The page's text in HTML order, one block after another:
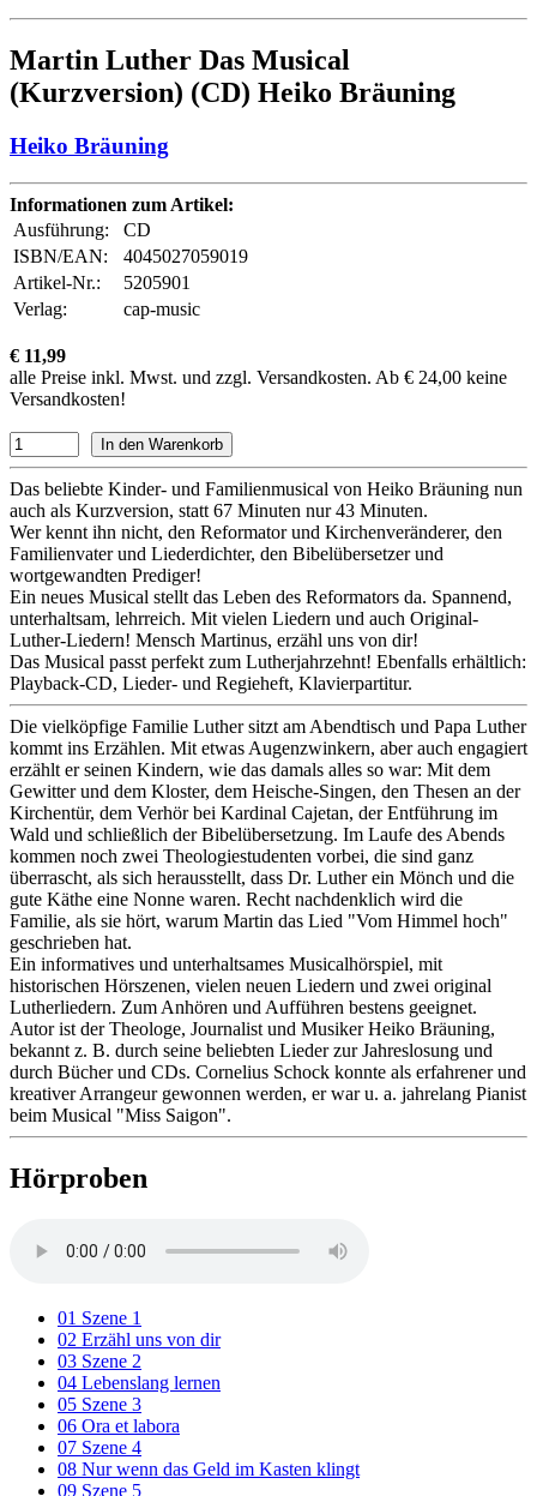
Martin Luther Das Musical
(Kurzversion) (CD) Heiko Bräuning
Heiko Bräuning
Informationen zum Artikel:
Ausführung:
CD
ISBN/EAN:
4045027059019
Artikel-Nr.:
5205901
Verlag:
cap-music
€ 11,99
alle Preise inkl. Mwst. und zzgl. Versandkosten. Ab € 24,00 keine
Versandkosten!
Das beliebte Kinder- und Familienmusical von Heiko Bräuning nun
auch als Kurzversion, statt 67 Minuten nur 43 Minuten.
Wer kennt ihn nicht, den Reformator und Kirchenveränderer, den
Familienvater und Liederdichter, den Bibelübersetzer und
wortgewandten Prediger!
Ein neues Musical stellt das Leben des Reformators da. Spannend,
unterhaltsam, lehrreich. Mit vielen Liedern und auch Original-
Luther-Liedern! Mensch Martinus, erzähl uns von dir!
Das Musical passt perfekt zum Lutherjahrzehnt! Ebenfalls erhältlich:
Playback-CD, Lieder- und Regieheft, Klavierpartitur.
Die vielköpfige Familie Luther sitzt am Abendtisch und Papa Luther
kommt ins Erzählen. Mit etwas Augenzwinkern, aber auch engagiert
erzählt er seinen Kindern, wie das damals alles so war: Mit dem
Gewitter und dem Kloster, dem Heische-Singen, den Thesen an der
Kirchentür, dem Verhör bei Kardinal Cajetan, der Entführung im
Wald und schließlich der Bibelübersetzung. Im Laufe des Abends
kommen noch zwei Theologiestudenten vorbei, die sind ganz
überrascht, als sich herausstellt, dass Dr. Luther ein Mönch und die
gute Käthe eine Nonne waren. Recht nachdenklich wird die
Familie, als sie hört, warum Martin das Lied "Vom Himmel hoch"
geschrieben hat.
Ein informatives und unterhaltsames Musicalhörspiel, mit
historischen Hörszenen, vielen neuen Liedern und zwei original
Lutherliedern. Zum Anhören und Aufführen bestens geeignet.
Autor ist der Theologe, Journalist und Musiker Heiko Bräuning,
bekannt z. B. durch seine beliebten Lieder zur Jahreslosung und
durch Bücher und CDs. Cornelius Schock konnte als erfahrener und
kreativer Arrangeur gewonnen werden, er war u. a. jahrelang Pianist
beim Musical "Miss Saigon".
Hörproben
01 Szene 1
02 Erzähl uns von dir
03 Szene 2
04 Lebenslang lernen
05 Szene 3
06 Ora et labora
07 Szene 4
08 Nur wenn das Geld im Kasten klingt
09 Szene 5